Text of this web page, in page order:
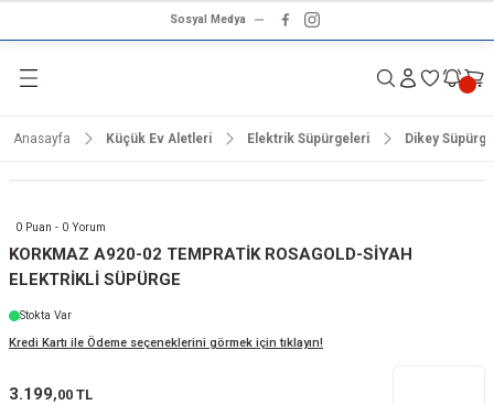
Sosyal Medya
Geri Dön
Geri Dön
Geri Dön
Ürünleri
Geri Dön
& Ses Sistemleri
Geri Dön
Geri Dön
Geri Dön
Anasayfa Küçük Ev Aletleri Elektrik Süpürgeleri Dikey
0 Puan - 0 Yorum
KORKMAZ A920-02 TEMPRATİK ROSAGOLD-SİYAH
ELEKTRİKLİ SÜPÜRGE
Stokta Var
Kredi Kartı ile Ödeme seçeneklerini görmek için tıklayın!
3.199,00 TL